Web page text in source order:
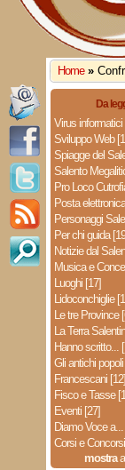
Home »
Da
Virus informatici
Sviluppo Web
Spiagge del
Salento
Pro Loco
Posta
Personaggi
Per chi guida
Notizie dal
Musica e
Luoghi [17]
Lidoconchiglie
Le tre Province
La Terra
Hanno scritto...
Gli antichi popoli
Francescani [12]
Fisco e Tasse
Eventi [27]
Diamo Voce a...
Corsi e
mostra